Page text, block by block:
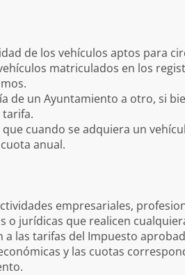
de los vehículos aptos para
matriculados en los
de un Ayuntamiento a otro, si
cuando se adquiera un
anual.
empresariales,
o jurídicas que realicen
las tarifas del Impuesto
y las cuotas